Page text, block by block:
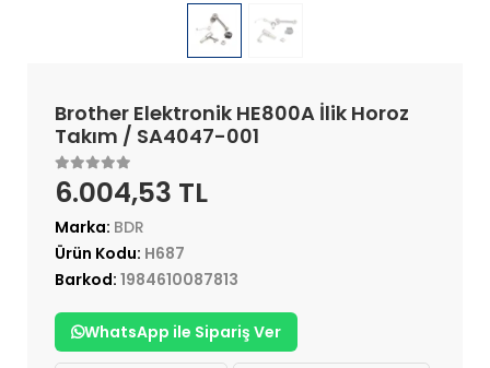
Brother Elektronik HE800A İlik Horoz
Takım / SA4047-001
6.004,53 TL
Marka: BDR
Ürün Kodu: H687
Barkod: 1984610087813
WhatsApp ile Sipariş Ver